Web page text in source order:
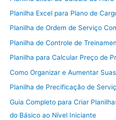
Planilha Excel para Plano de
Planilha de Ordem de Serviço
Planilha de Controle de
Planilha para Calcular Preço de
Como Organizar e Aumentar
Planilha de Precificação de
Guia Completo para Criar
do Básico ao Nível Iniciante